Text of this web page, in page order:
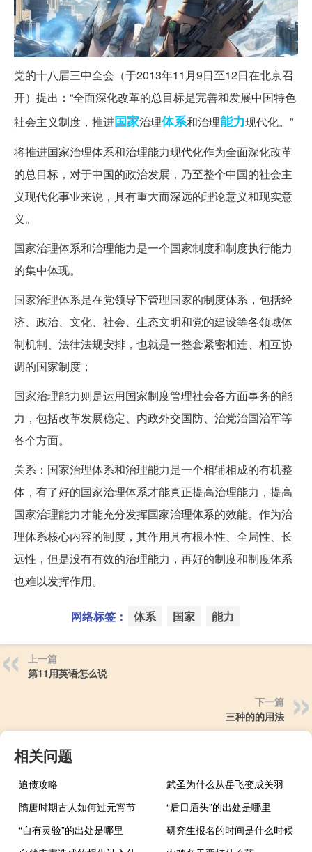
党的十八届三中全会（于2013年11月9日至12日在北京召
开）提出：“全面深化改革的总目标是完善和发展中国特色
社会主义制度，推进国家治理体系和治理能力现代化。”
将推进国家治理体系和治理能力现代化作为全面深化改革
的总目标，对于中国的政治发展，乃至整个中国的社会主
义现代化事业来说，具有重大而深远的理论意义和现实意
义。
国家治理体系和治理能力是一个国家制度和制度执行能力
的集中体现。
国家治理体系是在党领导下管理国家的制度体系，包括经
济、政治、文化、社会、生态文明和党的建设等各领域体
制机制、法律法规安排，也就是一整套紧密相连、相互协
调的国家制度；
国家治理能力则是运用国家制度管理社会各方面事务的能
力，包括改革发展稳定、内政外交国防、治党治国治军等
各个方面。
关系：国家治理体系和治理能力是一个相辅相成的有机整
体，有了好的国家治理体系才能真正提高治理能力，提高
国家治理能力才能充分发挥国家治理体系的效能。作为治
理体系核心内容的制度，其作用具有根本性、全局性、长
远性，但是没有有效的治理能力，再好的制度和制度体系
也难以发挥作用。
网络标签： 体系 国家 能力
上一篇
第11用英语怎么说
下一篇
三种的的用法
相关问题
追债攻略
武圣为什么从岳飞变成关羽
隋唐时期古人如何过元宵节
“后日眉头”的出处是哪里
“自有灵验”的出处是哪里
研究生报名的时间是什么时候